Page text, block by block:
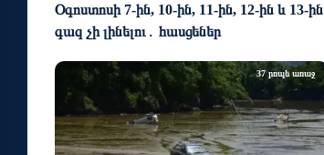
Օգոստոսի 7-ին, 10-ին, 11-ին, 12-ին և 13-ին
գազ չի լինելու․ հասցեներ
37 րոպե առաջ